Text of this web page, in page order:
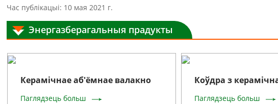
Час публікацыі: 10 мая 2021 г.
Энергазберагальныя прадукты
Керамічнае аб'ёмнае валакно
Паглядзець больш
Коўдра з
Паглядзець больш